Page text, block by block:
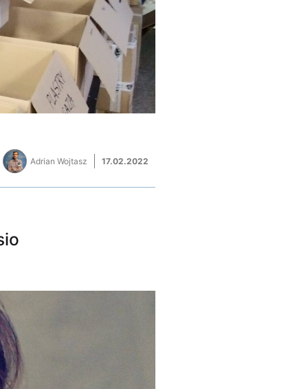
Adrian Wojtasz 17.02.2022